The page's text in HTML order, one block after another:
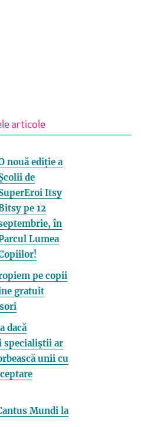
articole
nouă ediție a
de
Itsy
pe 12
în
Lumea
pe copii
gratuit
dacă
ar
unii cu
Mundi la